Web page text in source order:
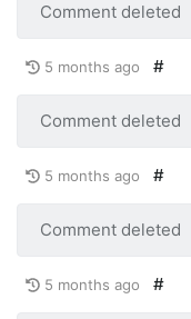
Comment deleted
5 months ago #
Comment deleted
5 months ago #
Comment deleted
5 months ago #